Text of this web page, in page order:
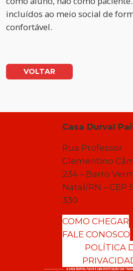
incluídos ao meio social de
confortável.
VOLTAR
Casa Durval
Rua Professor
Clementino
234 – Barro
Natal/RN – CEP
330
COMO CHEGAR
FALE CONOSCO
POLÍTICA